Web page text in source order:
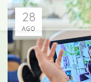
28
AGO